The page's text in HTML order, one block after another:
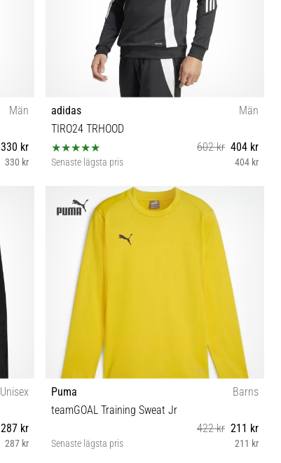
Män
330 kr
330 kr
adidas
Män
TIRO24 TRHOOD
602 kr 404 kr
Senaste lägsta pris 404 kr
XS S M L XL XXL 3XL
Unisex
287 kr
287 kr
Puma
Barns
teamGOAL Training Sweat Jr
422 kr 211 kr
Senaste lägsta pris 211 kr